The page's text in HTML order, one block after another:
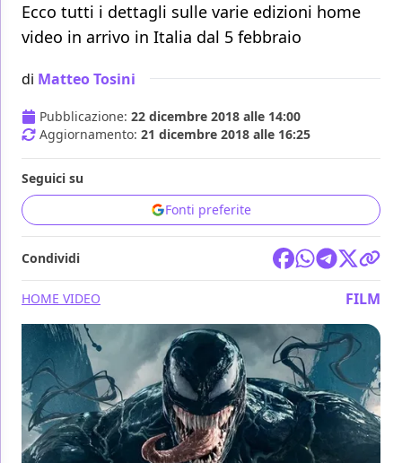
Ecco tutti i dettagli sulle varie edizioni home
video in arrivo in Italia dal 5 febbraio
di Matteo Tosini
Pubblicazione: 22 dicembre 2018 alle 14:00
Aggiornamento: 21 dicembre 2018 alle 16:25
Seguici su
Fonti preferite
Condividi
HOME VIDEO FILM